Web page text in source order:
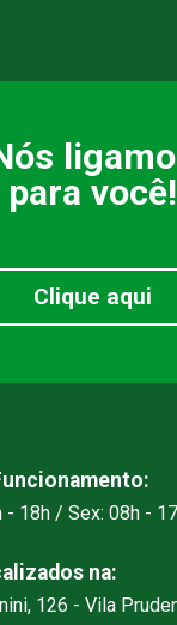
para você!
Clique aqui
- 18h / Sex: 08h -
na:
126 - Vila